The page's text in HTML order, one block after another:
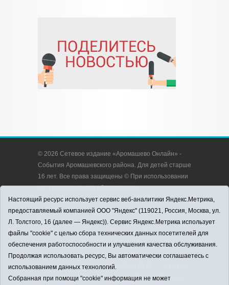
© 2026 Сетевое издание «Аромашево Онлайн» -
События Аромашевского района. Для детей старше
16 лет. Все права защищены © При использовании
материалов ссылка обязательна.
Адрес редакции: 627350, Россия, Тюменская
область, Аромашевский район, с. Аромашево, ул.
Кирова, д. 13.
Адрес электронной почты редакции:
strudu72@obl72.ru
Телефон редакции: 8 (34545) 2-30-58
Регистрационный номер СМИ ЭЛ № ФС 77 - 65176
выдано Федеральной службой по надзору в сфере
Настоящий ресурс использует сервис веб-аналитики Яндекс.Метрика,
предоставляемый компанией ООО "Яндекс" (119021, Россия, Москва, ул.
Л. Толстого, 16 (далее — Яндекс)). Сервис Яндекс.Метрика использует
файлы "cookie" с целью сбора технических данных посетителей для
обеспечения работоспособности и улучшения качества обслуживания.
Продолжая использовать ресурс, Вы автоматически соглашаетесь с
использованием данных технологий.
Собранная при помощи "cookie" информация не может